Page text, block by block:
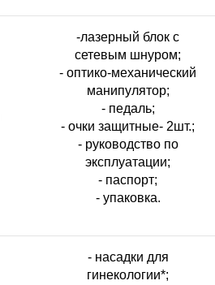
-лазерный блок с
сетевым шнуром;
- оптико-механический
манипулятор;
- педаль;
- очки защитные- 2шт.;
- руководство по
эксплуатации;
- паспорт;
- упаковка.
- насадки для
гинекологии*;